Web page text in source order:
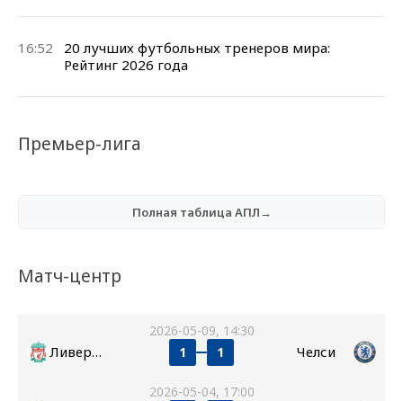
16:52
20 лучших футбольных тренеров мира:
Рейтинг 2026 года
Премьер-лига
Полная таблица АПЛ→
Матч-центр
2026-05-09, 14:30
Ливерпуль 1 1 Челси
2026-05-04, 17:00